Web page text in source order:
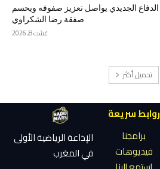
الدفاع الجديدي يواصل تعزيز صفوفه ويحسم
صفقة رضا الشكراوي
غشت 8, 2026
تحميل أكثر
روابط سريعة
برامجنا
فيديوهات
الإذاعة الرياضية الأولى
في المغرب